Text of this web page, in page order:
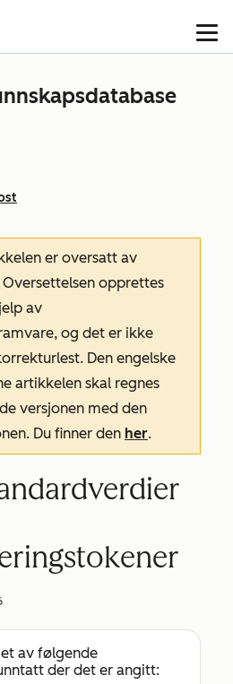
er oversatt av
opprettes
av
og det er ikke
Den engelske
artikkelen skal regnes
versjonen med den
Du finner den her.
av følgende
der det er angitt: